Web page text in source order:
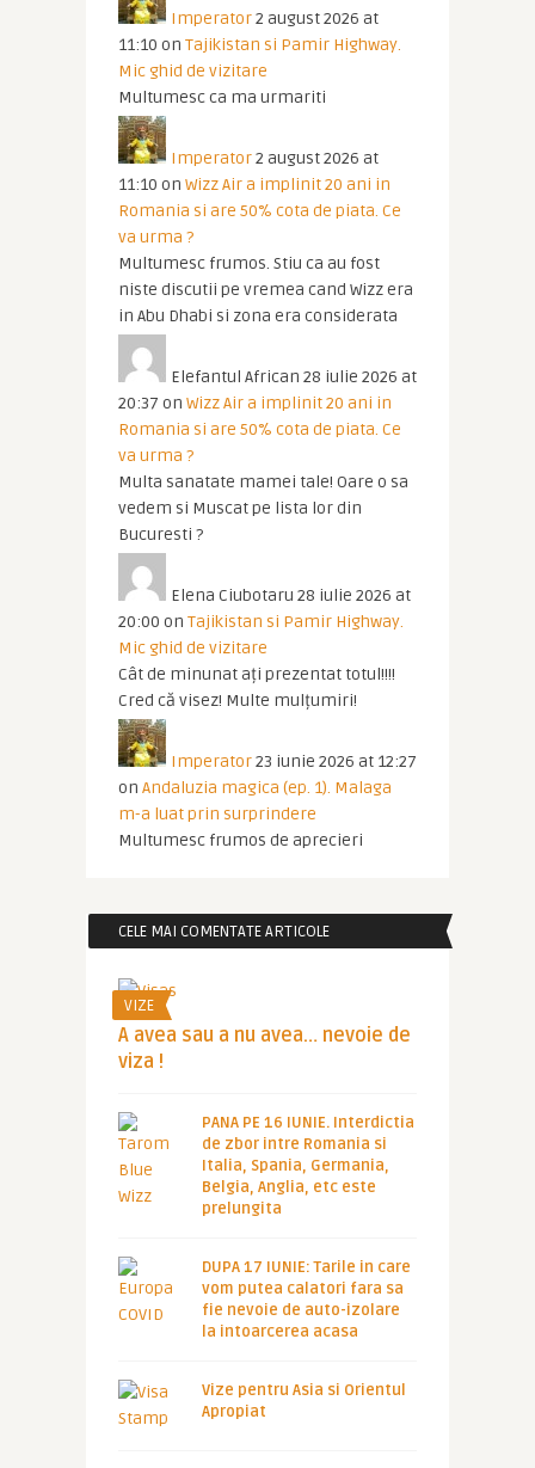
Imperator2 august 2026 at
11:10 on Tajikistan si Pamir Highway.
Mic ghid de vizitare
Multumesc ca ma urmariti
Imperator2 august 2026 at
11:10 on Wizz Air a implinit 20 ani in
Romania si are 50% cota de piata. Ce
va urma ?
Multumesc frumos. Stiu ca au fost
niste discutii pe vremea cand Wizz era
in Abu Dhabi si zona era considerata
Elefantul African 28 iulie 2026 at
20:37 on Wizz Air a implinit 20 ani in
Romania si are 50% cota de piata. Ce
va urma ?
Multa sanatate mamei tale! Oare o sa
vedem si Muscat pe lista lor din
Bucuresti ?
Elena Ciubotaru 28 iulie 2026 at
20:00 on Tajikistan si Pamir Highway.
Mic ghid de vizitare
Cât de minunat ați prezentat totul!!!!
Cred că visez! Multe mulțumiri!
Imperator23 iunie 2026 at 12:27
on Andaluzia magica (ep. 1). Malaga
m-a luat prin surprindere
Multumesc frumos de aprecieri
CELE MAI COMENTATE ARTICOLE
VIZE
A avea sau a nu avea… nevoie de
viza !
PANA PE 16 IUNIE. Interdictia
de zbor intre Romania si
Italia, Spania, Germania,
Belgia, Anglia, etc este
prelungita
DUPA 17 IUNIE: Tarile in care
vom putea calatori fara sa
fie nevoie de auto-izolare
la intoarcerea acasa
Vize pentru Asia si Orientul
Apropiat